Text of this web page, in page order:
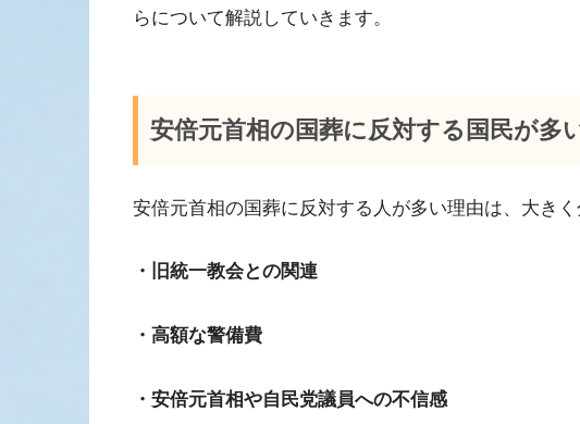
らについて解説していきます。
安倍元首相の国葬に反対する国民が多
安倍元首相の国葬に反対する人が多い理由は、大きく
・旧統一教会との関連
・高額な警備費
・安倍元首相や自民党議員への不信感